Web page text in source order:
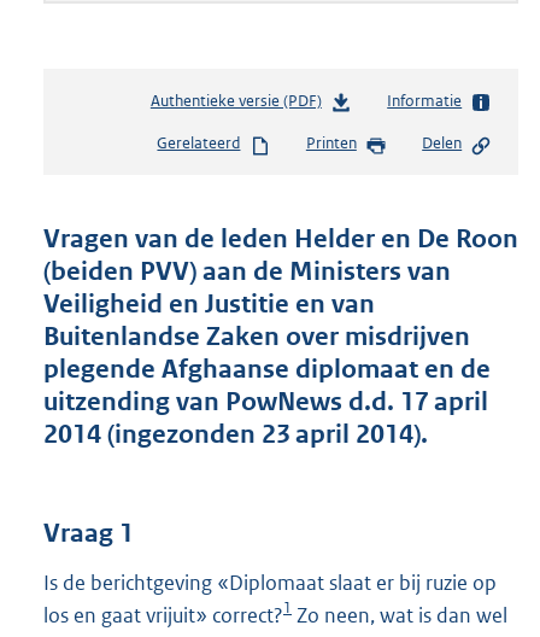
Authentieke versie (PDF)b
s
n
d
s
g
r
o
t
t
b
Informatie
Gerelateerd Printen Delen
Vragen van de leden Helder en De Roon
(beiden PVV) aan de Ministers van
Veiligheid en Justitie en van
Buitenlandse Zaken over misdrijven
plegende Afghaanse diplomaat en de
uitzending van PowNews d.d. 17 april
2014 (ingezonden 23 april 2014).
Vraag 1
Is de berichtgeving «Diplomaat slaat er bij ruzie op
los en gaat vrijuit» correct?1 Zo neen, wat is dan wel